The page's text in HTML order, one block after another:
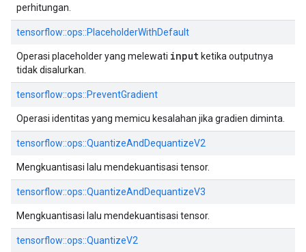
perhitungan.
tensorflow::ops::PlaceholderWithDefault
Operasi placeholder yang melewati input ketika outputnya
tidak disalurkan.
tensorflow::ops::PreventGradient
Operasi identitas yang memicu kesalahan jika gradien diminta.
tensorflow::ops::QuantizeAndDequantizeV2
Mengkuantisasi lalu mendekuantisasi tensor.
tensorflow::ops::QuantizeAndDequantizeV3
Mengkuantisasi lalu mendekuantisasi tensor.
tensorflow::ops::QuantizeV2